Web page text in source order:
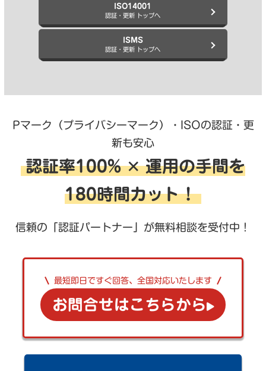
ISO14001
認証・更新 トップへ
ISMS
認証・更新 トップへ
Pマーク（プライバシーマーク）・ISOの認証・更
新も安心
認証率100% ✕ 運用の手間を
180時間カット！
信頼の「認証パートナー」が無料相談を受付中！
最短即日ですぐ回答、全国対応いたします
お問合せはこちらから